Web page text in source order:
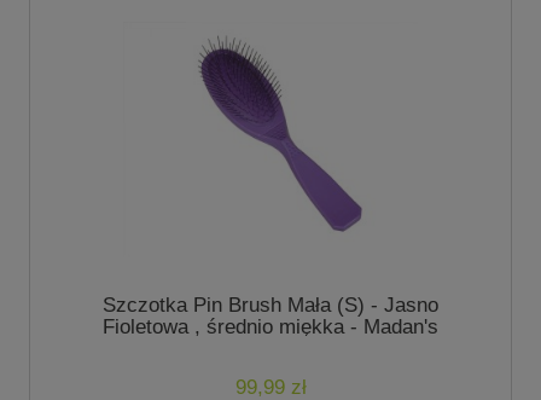
Szczotka Pin Brush Mała (S) - Jasno
Fioletowa , średnio miękka - Madan's
99,99 zł